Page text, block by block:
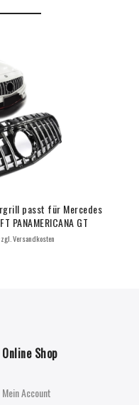
passt für Mercedes
PANAMERICANA GT
Versandkosten
Online Shop
Mein Account